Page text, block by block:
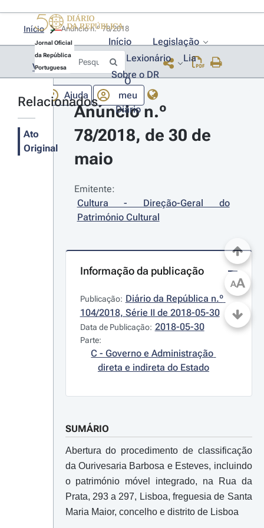
Jornal Oficial
da República
Portuguesa
Início
Legislação
Lexionário
Lia
Sobre o DR
Ajuda
O
meu
Diário
Início
Voltar
Relacionados
Ato
Original
Anúncio n.º
78/2018, de 30 de
maio
Emitente:
Cultura - Direção-Geral do
Património Cultural
Informação da publicação
Publicação: Diário da República n.º
104/2018, Série II de 2018-05-30
Data de Publicação: 2018-05-30
Parte:
C - Governo e Administração
direta e indireta do Estado
SUMÁRIO
Abertura do procedimento de classificação
da Ourivesaria Barbosa e Esteves, incluindo
o património móvel integrado, na Rua da
Prata, 293 a 297, Lisboa, freguesia de Santa
Maria Maior, concelho e distrito de Lisboa
AA